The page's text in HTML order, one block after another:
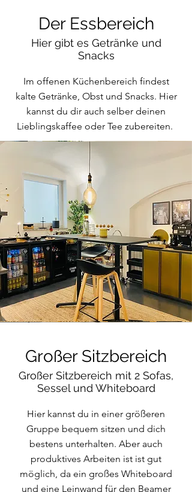
Der Essbereich
Hier gibt es Getränke und
Snacks
Im offenen Küchenbereich findest
kalte Getränke, Obst und Snacks. Hier
kannst du dir auch selber deinen
Lieblingskaffee oder Tee zubereiten.
Großer Sitzbereich
Großer Sitzbereich mit 2 Sofas,
Sessel und Whiteboard
Hier kannst du in einer größeren
Gruppe bequem sitzen und dich
bestens unterhalten. Aber auch
produktives Arbeiten ist ist gut
möglich, da ein großes Whiteboard
und eine Leinwand für den Beamer